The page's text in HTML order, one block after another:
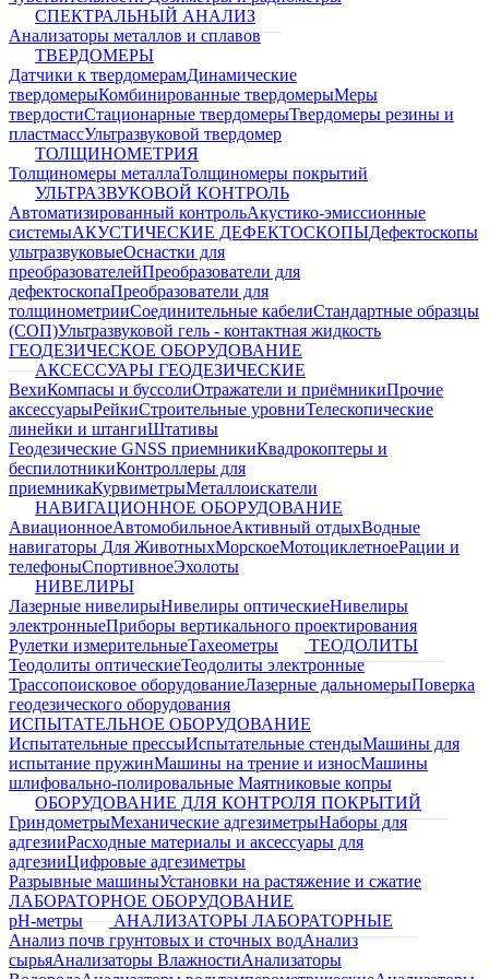
СПЕКТРАЛЬНЫЙ АНАЛИЗ
Анализаторы металлов и сплавов
ТВЕРДОМЕРЫ
Датчики к твердомерамДинамические
твердомерыКомбинированные твердомерыМеры
твердостиСтационарные твердомерыТвердомеры резины и
пластмассУльтразвуковой твердомер
ТОЛЩИНОМЕТРИЯ
Толщиномеры металлаТолщиномеры покрытий
УЛЬТРАЗВУКОВОЙ КОНТРОЛЬ
Автоматизированный контрольАкустико-эмиссионные
системыАКУСТИЧЕСКИЕ ДЕФЕКТОСКОПЫДефектоскопы
ультразвуковыеОснастки для
преобразователейПреобразователи для
дефектоскопаПреобразователи для
толщинометрииСоединительные кабелиСтандартные образцы
(СОП)Ультразвуковой гель - контактная жидкость
ГЕОДЕЗИЧЕСКОЕ ОБОРУДОВАНИЕ
АКСЕССУАРЫ ГЕОДЕЗИЧЕСКИЕ
ВехиКомпасы и буссолиОтражатели и приёмникиПрочие
аксессуарыРейкиСтроительные уровниТелескопические
линейки и штангиШтативы
Геодезические GNSS приемникиКвадрокоптеры и
беспилотникиКонтроллеры для
приемникаКурвиметрыМеталлоискатели
НАВИГАЦИОННОЕ ОБОРУДОВАНИЕ
АвиационноеАвтомобильноеАктивный отдыхВодные
навигаторы Для ЖивотныхМорскоеМотоциклетноеРации и
телефоныСпортивноеЭхолоты
НИВЕЛИРЫ
Лазерные нивелирыНивелиры оптическиеНивелиры
электронныеПриборы вертикального проектирования
Рулетки измерительныеТахеометры
ТЕОДОЛИТЫ
Теодолиты оптическиеТеодолиты электронные
Трассопоисковое оборудованиеЛазерные дальномерыПоверка
геодезического оборудования
ИСПЫТАТЕЛЬНОЕ ОБОРУДОВАНИЕ
Испытательные прессыИспытательные стендыМашины для
испытание пружинМашины на трение и износМашины
шлифовально-полировальные Маятниковые копры
ОБОРУДОВАНИЕ ДЛЯ КОНТРОЛЯ ПОКРЫТИЙ
ГриндометрыМеханические адгезиметрыНаборы для
адгезииРасходные материалы и аксессуары для
адгезииЦифровые адгезиметры
Разрывные машиныУстановки на растяжение и сжатие
ЛАБОРАТОРНОЕ ОБОРУДОВАНИЕ
pH-метры
АНАЛИЗАТОРЫ ЛАБОРАТОРНЫЕ
Анализ почв грунтовых и сточных водАнализ
сырьяАнализаторы ВлажностиАнализаторы